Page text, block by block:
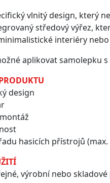
vlnitý design, který
středový výřez,
interiéry
aplikovat samolepku
design
hasicích přístrojů
výrobní nebo